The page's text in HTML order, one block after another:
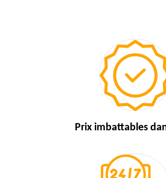
Prix imbattables